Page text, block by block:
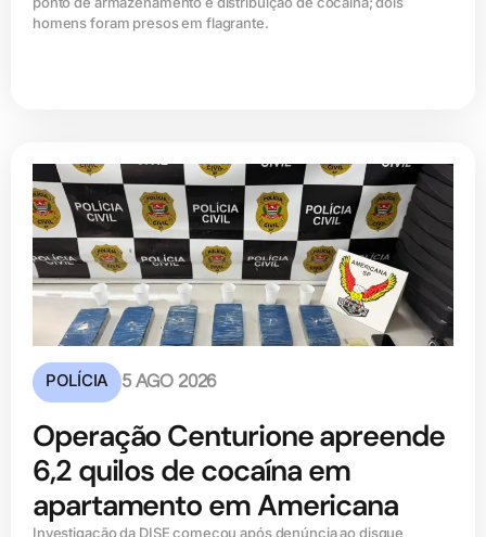
homens foram presos em flagrante.
POLÍCIA 5 AGO 2026
Operação Centurione apreende
6,2 quilos de cocaína em
apartamento em Americana
Investigação da DISE começou após denúncia ao disque